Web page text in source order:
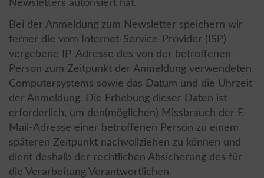
Newsletters autorisiert hat.
Bei der Anmeldung zum Newsletter speichern wir
ferner die vom Internet-Service-Provider (ISP)
vergebene IP-Adresse des von der betroffenen
Person zum Zeitpunkt der Anmeldung verwendeten
Computersystems sowie das Datum und die Uhrzeit
der Anmeldung. Die Erhebung dieser Daten ist
erforderlich, um den(möglichen) Missbrauch der E-
Mail-Adresse einer betroffenen Person zu einem
späteren Zeitpunkt nachvollziehen zu können und
dient deshalb der rechtlichen Absicherung des für
die Verarbeitung Verantwortlichen.